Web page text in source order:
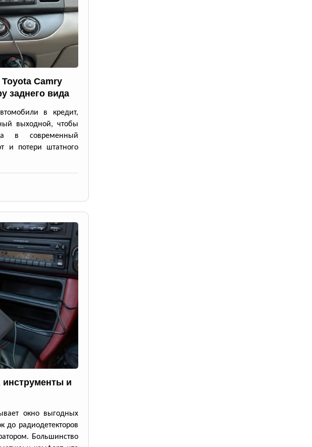
Camry
заднего вида
в кредит,
выходной, чтобы
в современный
и потери штатного
инструменты и
окно выгодных
до радиодетекторов
Большинство